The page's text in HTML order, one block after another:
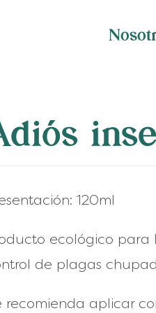
120ml
ecológico para
de plagas
recomienda aplicar